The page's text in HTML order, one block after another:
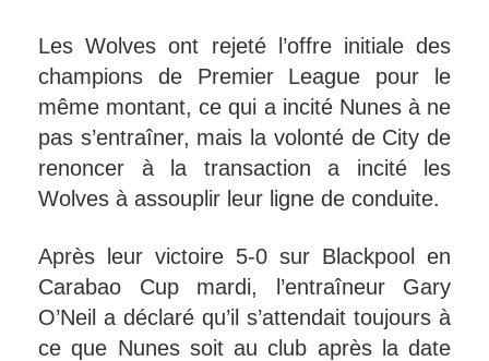
Les Wolves ont rejeté l’offre initiale des
champions de Premier League pour le
même montant, ce qui a incité Nunes à ne
pas s’entraîner, mais la volonté de City de
renoncer à la transaction a incité les
Wolves à assouplir leur ligne de conduite.
Après leur victoire 5-0 sur Blackpool en
Carabao Cup mardi, l’entraîneur Gary
O’Neil a déclaré qu’il s’attendait toujours à
ce que Nunes soit au club après la date